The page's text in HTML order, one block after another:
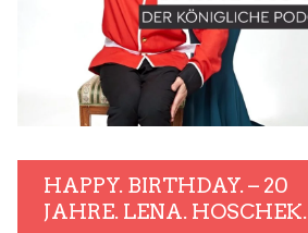
HAPPY. BIRTHDAY. – 20
JAHRE. LENA. HOSCHEK.